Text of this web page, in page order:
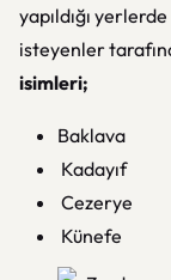
yapıldığı
isteyenler
isimleri;
Baklava
Kadayıf
Cezerye
Künefe